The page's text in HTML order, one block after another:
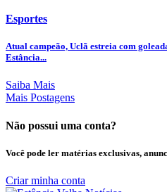
Esportes
Atual campeão, Uclã estreia com
Estância...
Saiba Mais
Mais Postagens
Não possui uma conta?
Você pode ler matérias exclusivas,
Criar minha conta